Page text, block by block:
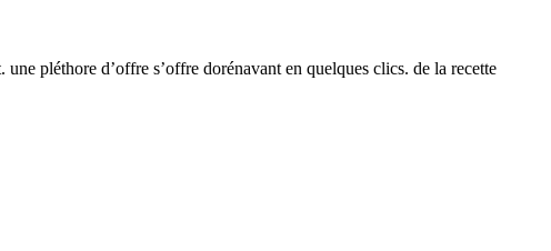
pléthore d’offre s’offre dorénavant en quelques clics. de la recette